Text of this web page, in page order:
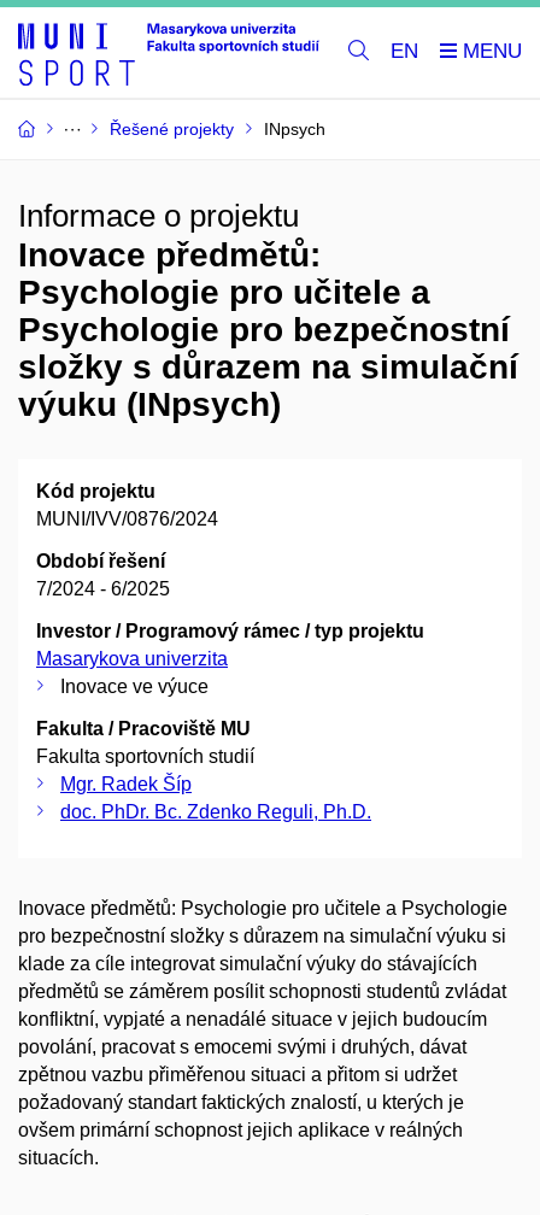
EN
Řešené projekty INpsych
Informace o projektu
Inovace předmětů:
Psychologie pro učitele a
Psychologie pro bezpečnostní
složky s důrazem na simulační
výuku (INpsych)
Kód projektu
MUNI/IVV/0876/2024
Období řešení
7/2024 - 6/2025
Investor / Programový rámec / typ projektu
Masarykova univerzita
Inovace ve výuce
Fakulta / Pracoviště MU
Fakulta sportovních studií
Mgr. Radek Šíp
doc. PhDr. Bc. Zdenko Reguli, Ph.D.
Inovace předmětů: Psychologie pro učitele a Psychologie
pro bezpečnostní složky s důrazem na simulační výuku si
klade za cíle integrovat simulační výuky do stávajících
předmětů se záměrem posílit schopnosti studentů zvládat
konfliktní, vypjaté a nenadálé situace v jejich budoucím
povolání, pracovat s emocemi svými i druhých, dávat
zpětnou vazbu přiměřenou situaci a přitom si udržet
požadovaný standart faktických znalostí, u kterých je
ovšem primární schopnost jejich aplikace v reálných
situacích.